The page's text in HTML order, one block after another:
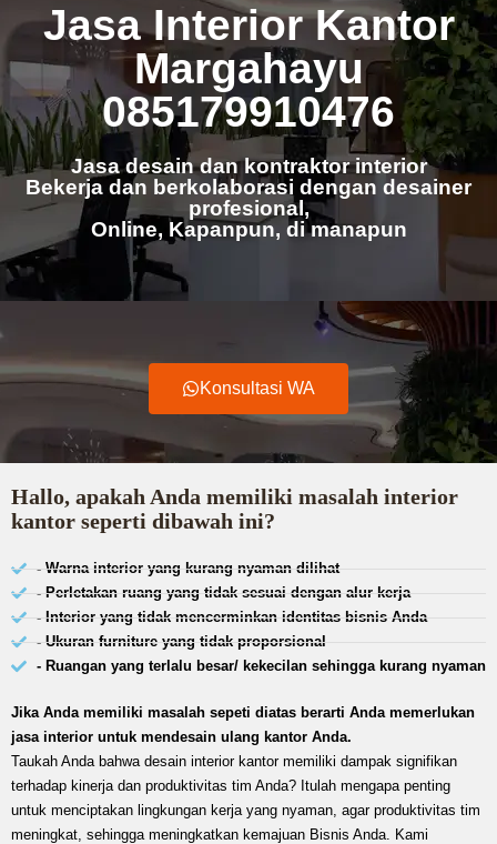
Jasa Interior Kantor
Margahayu
085179910476
Jasa desain dan kontraktor interior
Bekerja dan berkolaborasi dengan desainer
profesional,
Online, Kapanpun, di manapun
Konsultasi WA
Hallo, apakah Anda memiliki masalah interior
kantor seperti dibawah ini?
- Warna interior yang kurang nyaman dilihat
- Perletakan ruang yang tidak sesuai dengan alur kerja
- Interior yang tidak mencerminkan identitas bisnis Anda
- Ukuran furniture yang tidak proporsional
- Ruangan yang terlalu besar/ kekecilan sehingga kurang nyaman
Jika Anda memiliki masalah sepeti diatas berarti Anda memerlukan
jasa interior untuk mendesain ulang kantor Anda.
Taukah Anda bahwa desain interior kantor memiliki dampak signifikan
terhadap kinerja dan produktivitas tim Anda? Itulah mengapa penting
untuk menciptakan lingkungan kerja yang nyaman, agar produktivitas tim
meningkat, sehingga meningkatkan kemajuan Bisnis Anda. Kami